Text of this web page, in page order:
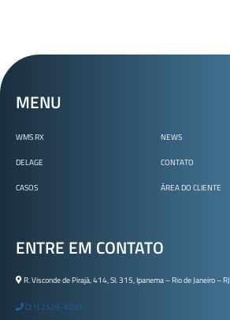
MENU
WMS RX
DELAGE
CASOS
NEWS
CONTATO
ÁREA DO CLIENTE
ENTRE EM CONTATO
R. Visconde de Pirajá, 414, Sl. 315, Ipanema – Rio de Janeiro – RJ
(21) 2529-3200